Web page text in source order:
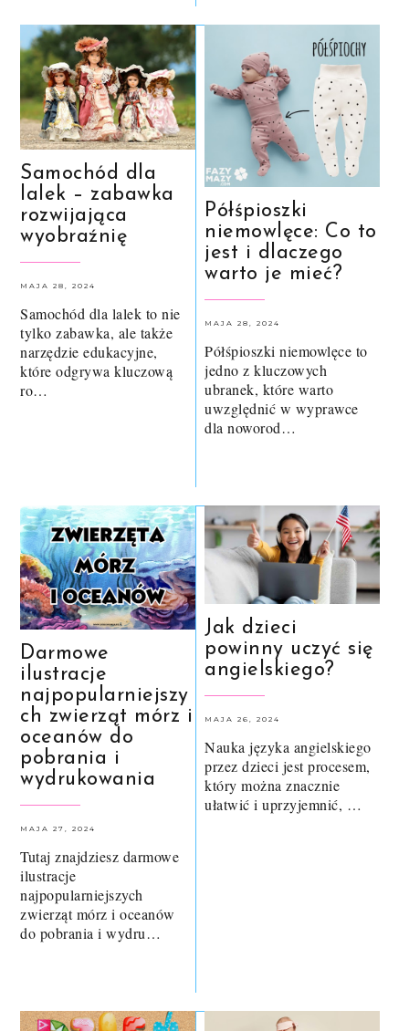
Samochód dla
lalek – zabawka
rozwijająca
wyobraźnię
MAJA 28, 2024
Samochód dla lalek to nie
tylko zabawka, ale także
narzędzie edukacyjne,
które odgrywa kluczową
ro…
Półśpioszki
niemowlęce: Co to
jest i dlaczego
warto je mieć?
MAJA 28, 2024
Półśpioszki niemowlęce to
jedno z kluczowych
ubranek, które warto
uwzględnić w wyprawce
dla noworod…
Darmowe
ilustracje
najpopularniejszy
ch zwierząt mórz i
oceanów do
pobrania i
wydrukowania
MAJA 27, 2024
Tutaj znajdziesz darmowe
ilustracje
najpopularniejszych
zwierząt mórz i oceanów
do pobrania i wydru…
Jak dzieci
powinny uczyć się
angielskiego?
MAJA 26, 2024
Nauka języka angielskiego
przez dzieci jest procesem,
który można znacznie
ułatwić i uprzyjemnić, …